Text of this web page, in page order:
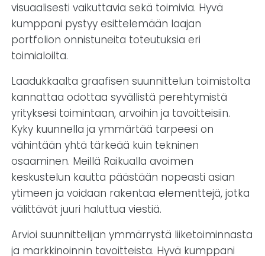
visuaalisesti vaikuttavia sekä toimivia. Hyvä
kumppani pystyy esittelemään laajan
portfolion onnistuneita toteutuksia eri
toimialoilta.
Laadukkaalta graafisen suunnittelun toimistolta
kannattaa odottaa syvällistä perehtymistä
yrityksesi toimintaan, arvoihin ja tavoitteisiin.
Kyky kuunnella ja ymmärtää tarpeesi on
vähintään yhtä tärkeää kuin tekninen
osaaminen. Meillä Raikualla avoimen
keskustelun kautta päästään nopeasti asian
ytimeen ja voidaan rakentaa elementtejä, jotka
välittävät juuri haluttua viestiä.
Arvioi suunnittelijan ymmärrystä liiketoiminnasta
ja markkinoinnin tavoitteista. Hyvä kumppani